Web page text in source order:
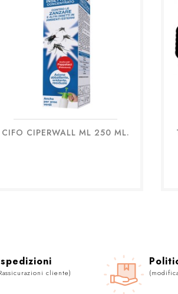
CIFO CIPERWALL ML 250 ML.
Anteprima
cliente)